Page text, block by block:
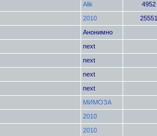
Alik 4952
2010 25551
Анонимно
next
next
next
next
МИМОЗА
2010
2010